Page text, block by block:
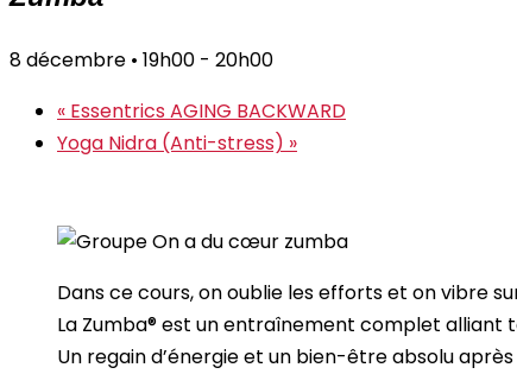
8 décembre • 19h00 - 20h00
« Essentrics AGING BACKWARD
Yoga Nidra (Anti-stress) »
Dans ce cours, on oublie les efforts et on vibre
La Zumba® est un entraînement complet alliant
Un regain d’énergie et un bien-être absolu